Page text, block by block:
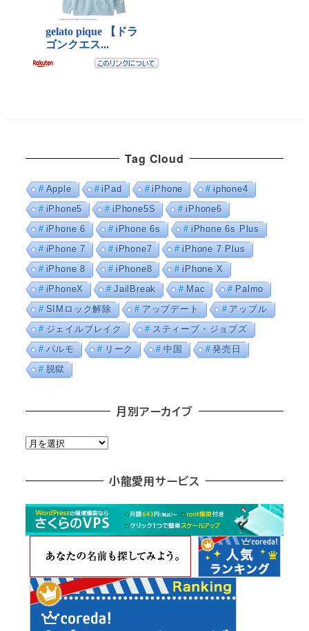
Tag Cloud
Apple iPad iPhone
iphone4
iPhone5
iPhone5S
iPhone6
iPhone 6
iPhone 6s
iPhone 6s Plus
iPhone 7
iPhone7
iPhone 7 Plus
iPhone 8
iPhone8
iPhone X
iPhoneX
JailBreak Mac
Palmo
SIMロック解除
アップデート
アップル
ジェイルブレイク
スティーブ・ジョブズ
パルモ
リーク 中国
発売日
脱獄
月別アーカイブ
月
カ
小龍愛用サービス